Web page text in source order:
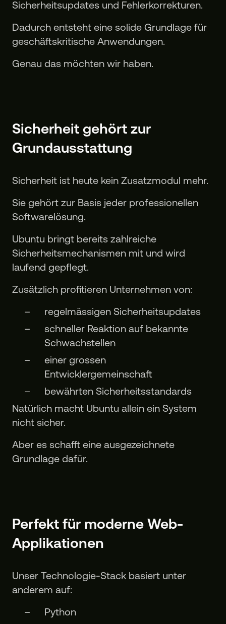
Sicherheitsupdates und Fehlerkorrekturen.
Dadurch entsteht eine solide Grundlage für
geschäftskritische Anwendungen.
Genau das möchten wir haben.
Sicherheit gehört zur
Grundausstattung
Sicherheit ist heute kein Zusatzmodul mehr.
Sie gehört zur Basis jeder professionellen
Softwarelösung.
Ubuntu bringt bereits zahlreiche
Sicherheitsmechanismen mit und wird
laufend gepflegt.
Zusätzlich profitieren Unternehmen von:
regelmässigen Sicherheitsupdates
schneller Reaktion auf bekannte
Schwachstellen
einer grossen
Entwicklergemeinschaft
bewährten Sicherheitsstandards
Natürlich macht Ubuntu allein ein System
nicht sicher.
Aber es schafft eine ausgezeichnete
Grundlage dafür.
Perfekt für moderne Web-
Applikationen
Unser Technologie-Stack basiert unter
anderem auf:
Python